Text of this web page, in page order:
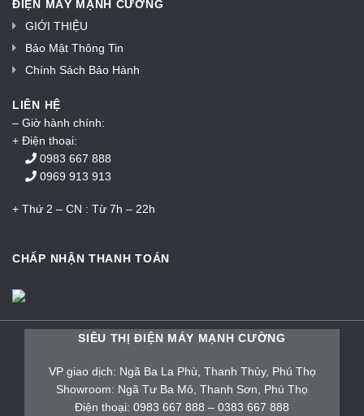
ĐIỆN MÁY MẠNH CƯỜNG
GIỚI THIỆU
Bảo Mật Thông Tin
Chính Sách Bảo Hành
LIÊN HỆ
– Giờ hành chính:
+ Điện thoại:
0983 667 888
0969 913 913
+ Thứ 2 – CN : Từ 7h – 22h
CHẤP NHẬN THANH TOÁN
SIÊU THỊ ĐIỆN MÁY MẠNH CƯỜNG
VP giao dịch: Ngã Ba La Phù, Thanh Thủy, Phú Thọ
Showroom: Ngã Tư Ba Mỏ, Thanh Sơn, Phú Thọ
Điện thoại: 0983 667 888 – 0383 667 888